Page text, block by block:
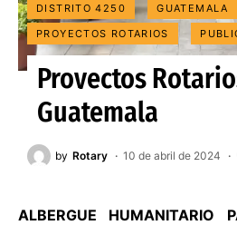
DISTRITO 4250
GUATEMALA
PROYECTOS ROTARIOS
Proyectos
Guatemala
by Rotary 10 de abril de 2024
ALBERGUE HUMANITARIO